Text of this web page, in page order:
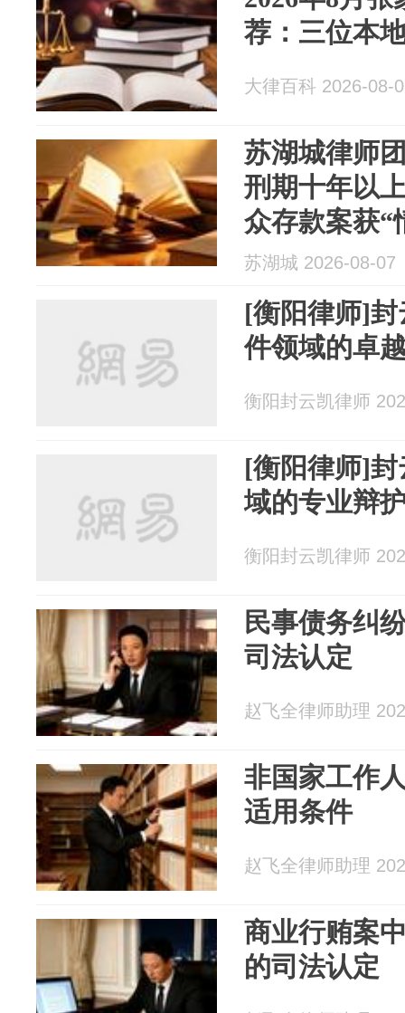
荐：三位本
大律百科 2026-08-
苏湖城律师
刑期十年以
众存款案获“
苏湖城 2026-08-07
[衡阳律师]
件领域的卓
衡阳封云凯律师
[衡阳律师]
域的专业辩
衡阳封云凯律师
民事债务纠
司法认定
赵飞全律师助理
非国家工作
适用条件
赵飞全律师助理
商业行贿案
的司法认定